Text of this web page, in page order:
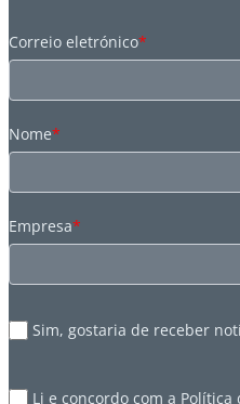
Correio eletrónico*
Nome*
Empresa*
Sim, gostaria de receber
Li e concordo com a Política